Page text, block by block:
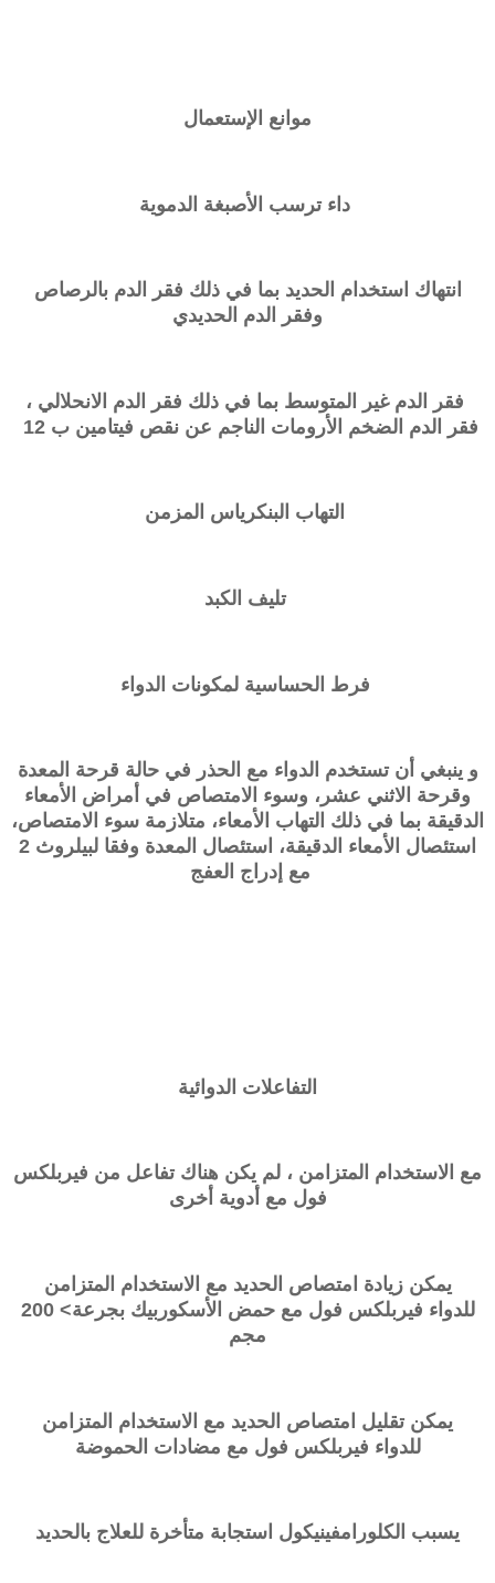
موانع الإستعمال
داء ترسب الأصبغة الدموية
انتهاك استخدام الحديد بما في ذلك فقر الدم بالرصاص
وفقر الدم الحديدي
فقر الدم غير المتوسط ​​بما في ذلك فقر الدم الانحلالي ،
فقر الدم الضخم الأرومات الناجم عن نقص فيتامين ب 12
التهاب البنكرياس المزمن
تليف الكبد
فرط الحساسية لمكونات الدواء
و ينبغي أن تستخدم الدواء مع الحذر في حالة قرحة المعدة
وقرحة الاثني عشر، وسوء الامتصاص في أمراض الأمعاء
الدقيقة بما في ذلك التهاب الأمعاء، متلازمة سوء الامتصاص،
استئصال الأمعاء الدقيقة، استئصال المعدة وفقا لبيلروث 2
مع إدراج العفج
التفاعلات الدوائية
مع الاستخدام المتزامن ، لم يكن هناك تفاعل من فيربلكس
فول مع أدوية أخرى
يمكن زيادة امتصاص الحديد مع الاستخدام المتزامن
للدواء فيربلكس فول
مع حمض الأسكوربيك بجرعة> 200
مجم
يمكن تقليل امتصاص الحديد مع الاستخدام المتزامن
للدواء فيربلكس فول مع مضادات الحموضة
يسبب الكلورامفينيكول استجابة متأخرة للعلاج بالحديد